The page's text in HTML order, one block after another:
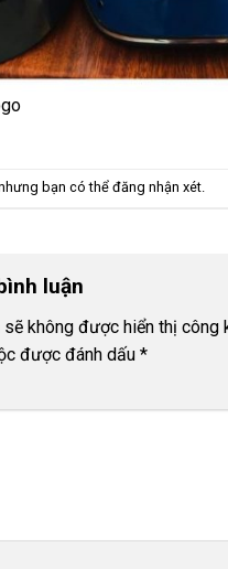
bạn có thể đăng nhận xét.
luận
sẽ không được hiển thị công
được đánh dấu *